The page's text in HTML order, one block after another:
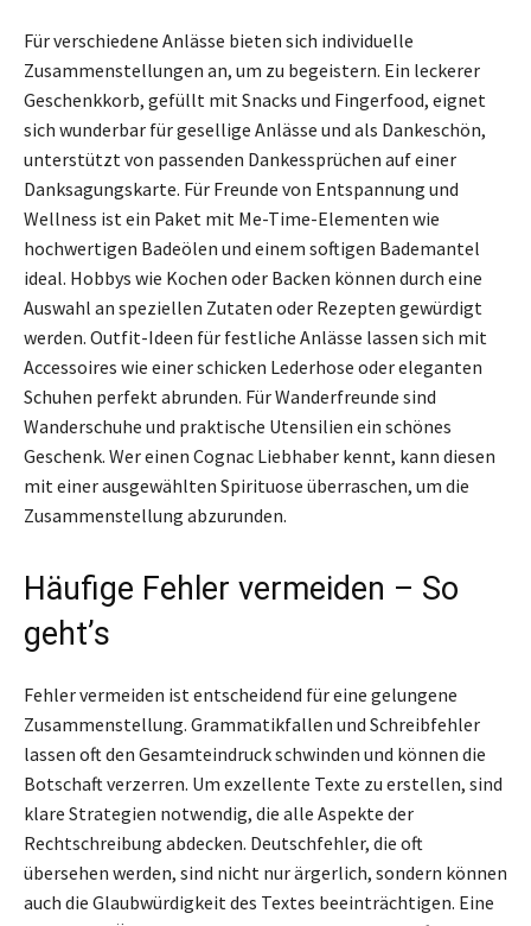
Für verschiedene Anlässe bieten sich individuelle
Zusammenstellungen an, um zu begeistern. Ein leckerer
Geschenkkorb, gefüllt mit Snacks und Fingerfood, eignet
sich wunderbar für gesellige Anlässe und als Dankeschön,
unterstützt von passenden Dankessprüchen auf einer
Danksagungskarte. Für Freunde von Entspannung und
Wellness ist ein Paket mit Me-Time-Elementen wie
hochwertigen Badeölen und einem softigen Bademantel
ideal. Hobbys wie Kochen oder Backen können durch eine
Auswahl an speziellen Zutaten oder Rezepten gewürdigt
werden. Outfit-Ideen für festliche Anlässe lassen sich mit
Accessoires wie einer schicken Lederhose oder eleganten
Schuhen perfekt abrunden. Für Wanderfreunde sind
Wanderschuhe und praktische Utensilien ein schönes
Geschenk. Wer einen Cognac Liebhaber kennt, kann diesen
mit einer ausgewählten Spirituose überraschen, um die
Zusammenstellung abzurunden.
Häufige Fehler vermeiden – So
geht’s
Fehler vermeiden ist entscheidend für eine gelungene
Zusammenstellung. Grammatikfallen und Schreibfehler
lassen oft den Gesamteindruck schwinden und können die
Botschaft verzerren. Um exzellente Texte zu erstellen, sind
klare Strategien notwendig, die alle Aspekte der
Rechtschreibung abdecken. Deutschfehler, die oft
übersehen werden, sind nicht nur ärgerlich, sondern können
auch die Glaubwürdigkeit des Textes beeinträchtigen. Eine